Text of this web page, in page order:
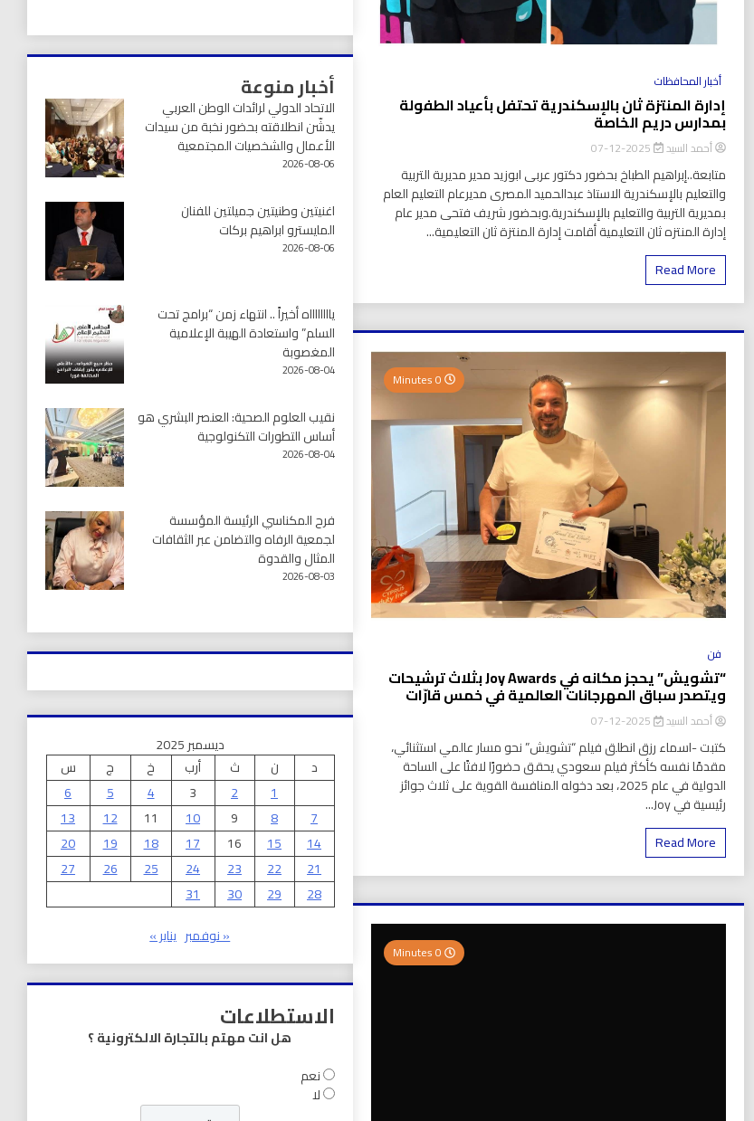
أخبار المحافظات
إدارة المنتزة ثان بالإسكندرية تحتفل بأعياد الطفولة
بمدارس دريم الخاصة
أحمد السيد 2025-12-07
متابعة..إبراهيم الطباخ بحضور دكتور عربى ابوزيد مدير مديرية التربية
والتعليم بالإسكندرية الاستاذ عبدالحميد المصرى مديرعام التعليم العام
بمديرية التربية والتعليم بالإسكندرية.وبحضور شريف فتحى مدير عام
إدارة المنتزه ثان التعليمية أقامت إدارة المنتزة ثان التعليمية...
Read More
فن
“تشويش” يحجز مكانه في Joy Awards بثلاث ترشيحات
ويتصدر سباق المهرجانات العالمية في خمس قارّات
أحمد السيد 2025-12-07
كتبت -اسماء رزق انطلق فيلم “تشويش” نحو مسار عالمي استثنائي،
مقدمًا نفسه كأكثر فيلم سعودي يحقق حضورًا لافتًا على الساحة
الدولية في عام 2025، بعد دخوله المنافسة القوية على ثلاث جوائز
رئيسية في Joy...
Read More
أخبار منوعة
الاتحاد الدولي لرائدات الوطن العربي
يدشّن انطلاقته بحضور نخبة من سيدات
الأعمال والشخصيات المجتمعية
2026-08-06
اغنيتين وطنيتين جميلتين للفنان
المايسترو ابراهيم بركات
2026-08-06
يااااااااه أخيراً .. انتهاء زمن “برامج تحت
السلم” واستعادة الهيبة الإعلامية
المغصوبة
2026-08-04
نقيب العلوم الصحية: العنصر البشري هو
أساس التطورات التكنولوجية
2026-08-04
فرح المكناسي الرئيسة المؤسسة
لجمعية الرفاه والتضامن عبر الثقافات
المثال والقدوة
2026-08-03
ديسمبر 2025
د
ن ث أرب خ ج
س
1
2
3
4
5
6
7
8
9
10
11
12
13
14
15
16
17
18
19
20
21
22
23
24
25
26
27
28
29
30
31
« نوفمبر يناير »
الاستطلاعات
هل انت مهتم بالتجارة الالكترونية ؟
نعم
لا